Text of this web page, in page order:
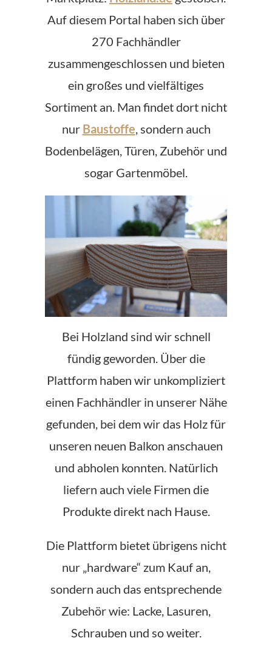
Auf diesem Portal haben sich über
270 Fachhändler
zusammengeschlossen und bieten
ein großes und vielfältiges
Sortiment an. Man findet dort nicht
nur Baustoffe, sondern auch
Bodenbelägen, Türen, Zubehör und
sogar Gartenmöbel.
Bei Holzland sind wir schnell
fündig geworden. Über die
Plattform haben wir unkompliziert
einen Fachhändler in unserer Nähe
gefunden, bei dem wir das Holz für
unseren neuen Balkon anschauen
und abholen konnten. Natürlich
liefern auch viele Firmen die
Produkte direkt nach Hause.
Die Plattform bietet übrigens nicht
nur „hardware“ zum Kauf an,
sondern auch das entsprechende
Zubehör wie: Lacke, Lasuren,
Schrauben und so weiter.